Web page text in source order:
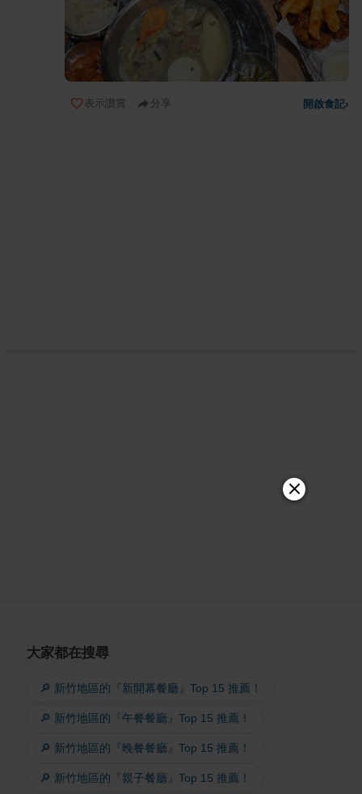
表示讚賞 分享 開啟食記›
大家都在搜尋
🔎 新竹地區的『新開幕餐廳』Top 15 推薦！
🔎 新竹地區的『午餐餐廳』Top 15 推薦！
🔎 新竹地區的『晚餐餐廳』Top 15 推薦！
🔎 新竹地區的『親子餐廳』Top 15 推薦！